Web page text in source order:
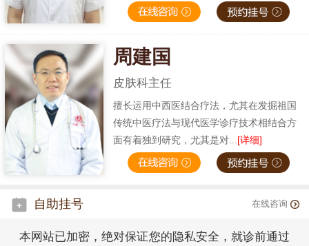
周建国
皮肤科主任
擅长运用中西医结合疗法，尤其在发掘祖国
传统中医疗法与现代医学诊疗技术相结合方
面有着独到研究，尤其是对... [详细]
自助挂号 在线咨询
本网站已加密，绝对保证您的隐私安全，就诊前通过